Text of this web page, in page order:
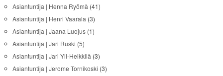
Asiantuntija | Henna Ryömä (41)
Asiantuntija | Henri Vaarala (3)
Asiantuntija | Jaana Luojus(1)
Asiantuntija | Jari Ruski (5)
Asiantuntija | Jari Yli-Heikkilä (3)
Asiantuntija | Jerome Tornikoski (3)